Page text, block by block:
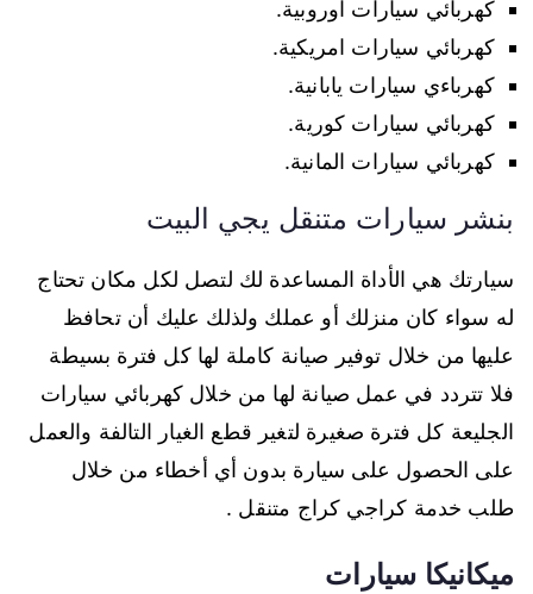
كهربائي سيارات اوروبية.
كهربائي سيارات امريكية.
كهرباءي سيارات يابانية.
كهربائي سيارات كورية.
كهربائي سيارات المانية.
بنشر سيارات متنقل يجي البيت
سيارتك هي الأداة المساعدة لك لتصل لكل مكان تحتاج
له سواء كان منزلك أو عملك ولذلك عليك أن تحافظ
عليها من خلال توفير صيانة كاملة لها كل فترة بسيطة
فلا تتردد في عمل صيانة لها من خلال كهربائي سيارات
الجليعة كل فترة صغيرة لتغير قطع الغيار التالفة والعمل
على الحصول على سيارة بدون أي أخطاء من خلال
طلب خدمة كراجي كراج متنقل .
ميكانيكا سيارات